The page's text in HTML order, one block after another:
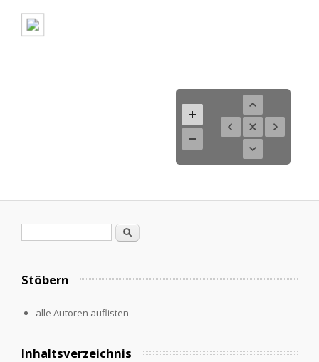
Suche
Stöbern
alle Autoren auflisten
Inhaltsverzeichnis